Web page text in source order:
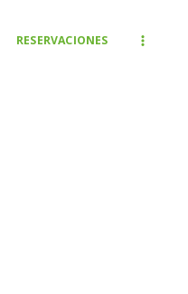
RESERVACIONES